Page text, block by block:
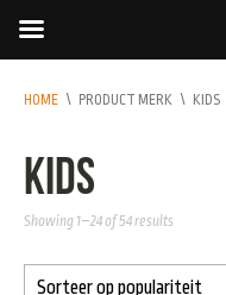
HOME \ PRODUCT MERK \ KIDS
kids
Showing 1–24 of 54 results